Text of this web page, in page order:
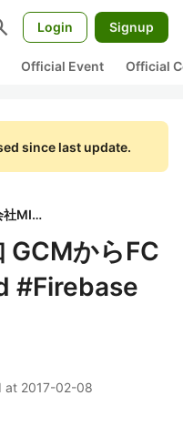
Login Signup
Official Event Official
since last update.
株式会社MIXI
からFC
#Firebase
at 2017-02-08